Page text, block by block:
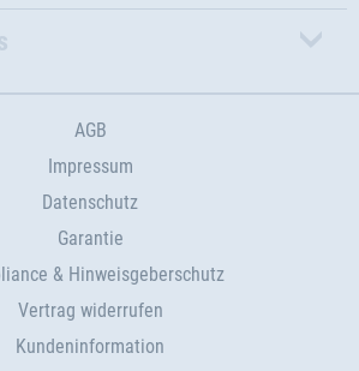
AGB
Impressum
Datenschutz
Garantie
& Hinweisgeberschutz
Vertrag widerrufen
Kundeninformation